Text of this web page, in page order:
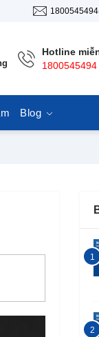
Hotline
1800545494
Blog